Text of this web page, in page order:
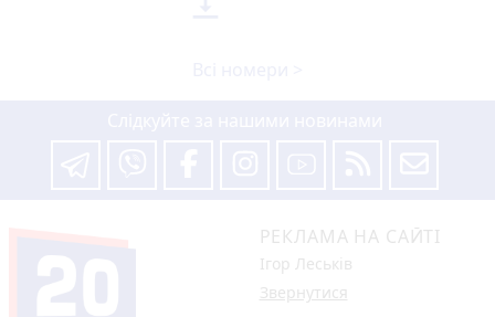
РЕКЛАМА НА САЙТІ
Ігор Леськів
Звернутися